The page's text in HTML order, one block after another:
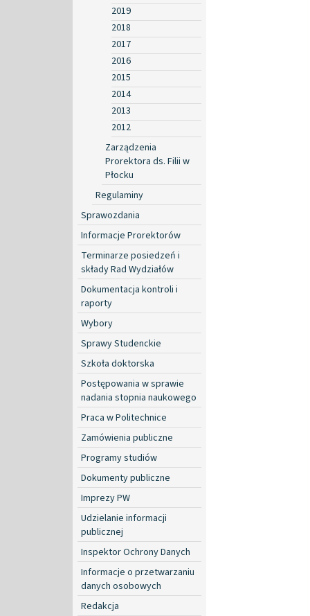
2019
2018
2017
2016
2015
2014
2013
2012
Zarządzenia
Prorektora ds. Filii w
Płocku
Regulaminy
Sprawozdania
Informacje Prorektorów
Terminarze posiedzeń i
składy Rad Wydziałów
Dokumentacja kontroli i
raporty
Wybory
Sprawy Studenckie
Szkoła doktorska
Postępowania w sprawie
nadania stopnia naukowego
Praca w Politechnice
Zamówienia publiczne
Programy studiów
Dokumenty publiczne
Imprezy PW
Udzielanie informacji
publicznej
Inspektor Ochrony Danych
Informacje o przetwarzaniu
danych osobowych
Redakcja